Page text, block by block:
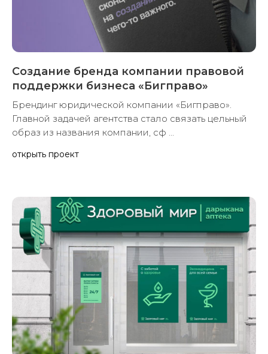
Создание бренда компании правовой
поддержки бизнеса «Бигправо»
Брендинг юридической компании «Бигправо».
Главной задачей агентства стало связать цельный